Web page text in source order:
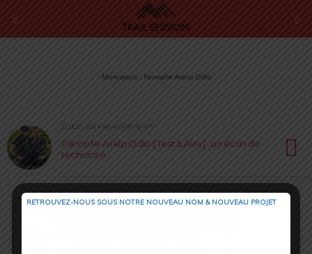
Marqueurs › Panoplie Axalp Odlo
21 JUILLET 2022 • PAR ANTHONY RICATTI
Panoplie Axalp Odlo [ Test & Avis ] : un écrin de
technicité
RETROUVEZ-NOUS SOUS NOTRE NOUVEAU NOM & NOUVEAU PROJET